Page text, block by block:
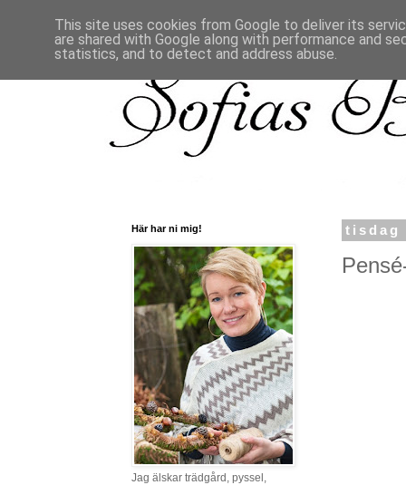
tisdag
Här har ni mig!
Jag älskar trädgård, pyssel,
This site uses cookies from Google to deliver its
are shared with Google along with performance and
statistics, and to detect and address abuse.